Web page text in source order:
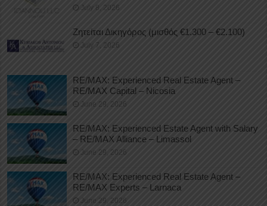
July 8, 2026
Ζητείται Δικηγόρος (μισθός €1.300 – €2.100)
July 7, 2026
RE/MAX: Experienced Real Estate Agent –
RE/MAX Capital – Nicosia
June 29, 2026
RE/MAX: Experienced Estate Agent with Salary
– RE/MAX Alliance – Limassol
June 29, 2026
RE/MAX: Experienced Real Estate Agent –
RE/MAX Experts – Larnaca
June 29, 2026